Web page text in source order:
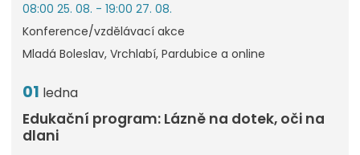
08:00 25. 08. - 19:00 27. 08.
Konference/vzdělávací akce
Mladá Boleslav, Vrchlabí, Pardubice a online
01 ledna
Edukační program: Lázně na dotek, oči na
dlani